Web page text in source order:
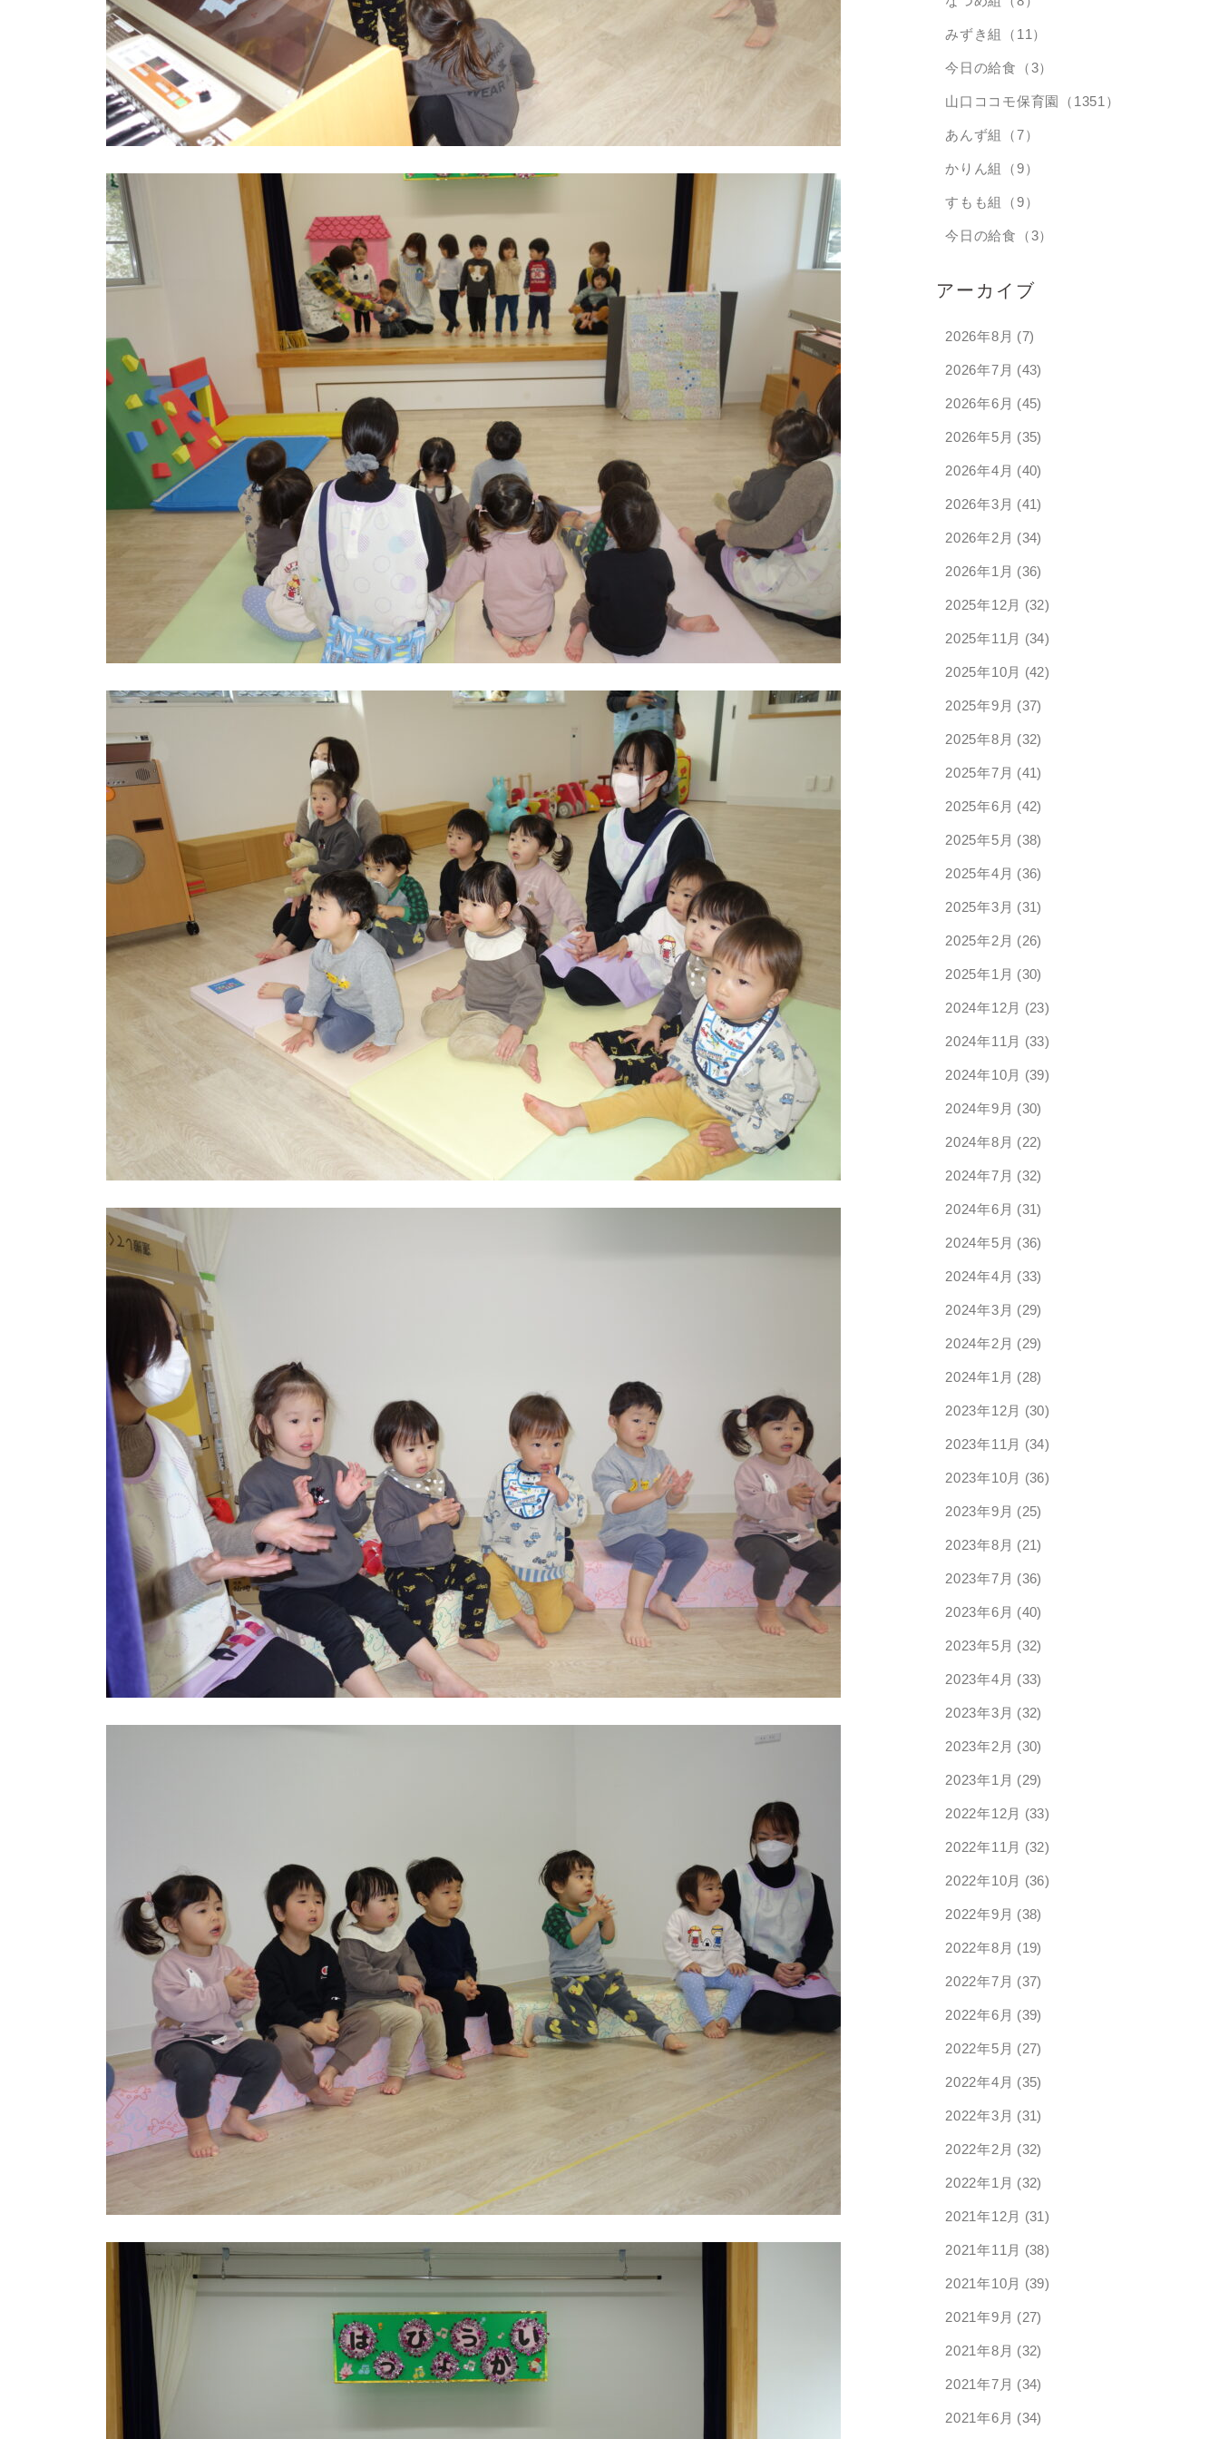
みずき組（11）
今日の給食（3）
山口ココモ保育園（1351）
あんず組（7）
かりん組（9）
すもも組（9）
今日の給食（3）
アーカイブ
2026年8月 (7)
2026年7月 (43)
2026年6月 (45)
2026年5月 (35)
2026年4月 (40)
2026年3月 (41)
2026年2月 (34)
2026年1月 (36)
2025年12月 (32)
2025年11月 (34)
2025年10月 (42)
2025年9月 (37)
2025年8月 (32)
2025年7月 (41)
2025年6月 (42)
2025年5月 (38)
2025年4月 (36)
2025年3月 (31)
2025年2月 (26)
2025年1月 (30)
2024年12月 (23)
2024年11月 (33)
2024年10月 (39)
2024年9月 (30)
2024年8月 (22)
2024年7月 (32)
2024年6月 (31)
2024年5月 (36)
2024年4月 (33)
2024年3月 (29)
2024年2月 (29)
2024年1月 (28)
2023年12月 (30)
2023年11月 (34)
2023年10月 (36)
2023年9月 (25)
2023年8月 (21)
2023年7月 (36)
2023年6月 (40)
2023年5月 (32)
2023年4月 (33)
2023年3月 (32)
2023年2月 (30)
2023年1月 (29)
2022年12月 (33)
2022年11月 (32)
2022年10月 (36)
2022年9月 (38)
2022年8月 (19)
2022年7月 (37)
2022年6月 (39)
2022年5月 (27)
2022年4月 (35)
2022年3月 (31)
2022年2月 (32)
2022年1月 (32)
2021年12月 (31)
2021年11月 (38)
2021年10月 (39)
2021年9月 (27)
2021年8月 (32)
2021年7月 (34)
2021年6月 (34)